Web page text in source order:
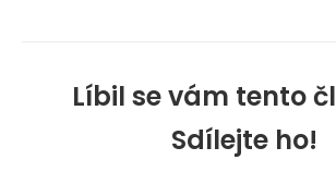
Líbil se vám tento
Sdílejte ho!